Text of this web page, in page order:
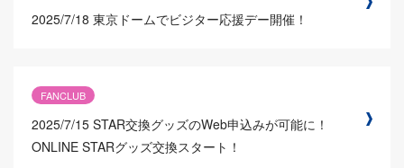
2025/7/18 東京ドームでビジター応援デー開催！
FANCLUB
2025/7/15 STAR交換グッズのWeb申込みが可能に！
ONLINE STARグッズ交換スタート！